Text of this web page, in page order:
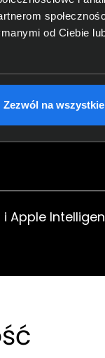
od Ciebie
Zezwól na wszystkie
Center Stage 18
Apple